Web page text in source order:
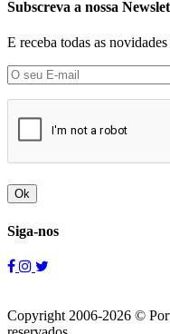
Subscreva a nossa
E receba todas as
Ok
Siga-nos
Copyright 2006-2026 ©